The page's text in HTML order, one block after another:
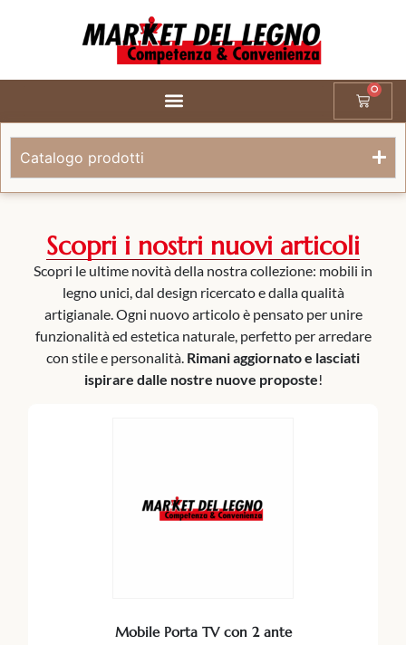
0
Catalogo prodotti
Scopri i nostri nuovi articoli
Scopri le ultime novità della nostra collezione: mobili in
legno unici, dal design ricercato e dalla qualità
artigianale. Ogni nuovo articolo è pensato per unire
funzionalità ed estetica naturale, perfetto per arredare
con stile e personalità. Rimani aggiornato e lasciati
ispirare dalle nostre nuove proposte!
Mobile Porta TV con 2 ante